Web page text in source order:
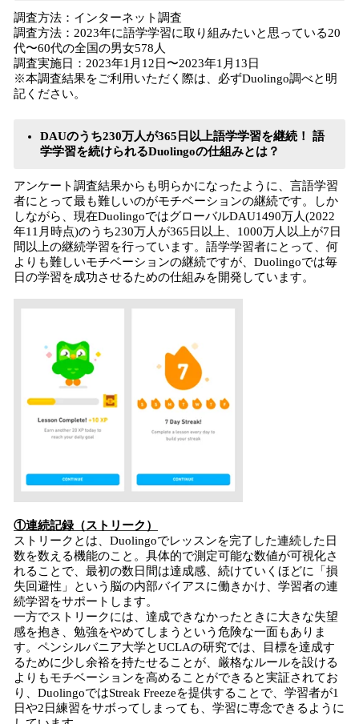
調査方法：インターネット調査
調査方法：2023年に語学学習に取り組みたいと思っている20
代〜60代の全国の男女578人
調査実施日：2023年1月12日〜2023年1月13日
※本調査結果をご利用いただく際は、必ずDuolingo調べと明
記ください。
DAUのうち230万人が365日以上語学学習を継続！ 語
学学習を続けられるDuolingoの仕組みとは？
アンケート調査結果からも明らかになったように、言語学習
者にとって最も難しいのがモチベーションの継続です。しか
しながら、現在DuolingoではグローバルDAU1490万人(2022
年11月時点)のうち230万人が365日以上、1000万人以上が7日
間以上の継続学習を行っています。語学学習者にとって、何
よりも難しいモチベーションの継続ですが、Duolingoでは毎
日の学習を成功させるための仕組みを開発しています。
①連続記録（ストリーク）
ストリークとは、Duolingoでレッスンを完了した連続した日
数を数える機能のこと。具体的で測定可能な数値が可視化さ
れることで、最初の数日間は達成感、続けていくほどに「損
失回避性」という脳の内部バイアスに働きかけ、学習者の連
続学習をサポートします。
一方でストリークには、達成できなかったときに大きな失望
感を抱き、勉強をやめてしまうという危険な一面もありま
す。ペンシルバニア大学とUCLAの研究では、目標を達成す
るために少し余裕を持たせることが、厳格なルールを設ける
よりもモチベーションを高めることができると実証されてお
り、DuolingoではStreak Freezeを提供することで、学習者が1
日や2日練習をサボってしまっても、学習に専念できるように